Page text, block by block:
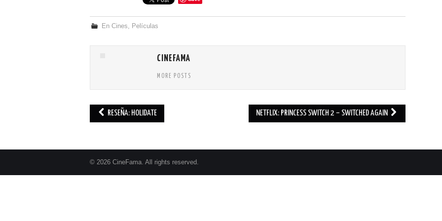
En Cines, Películas
CINEFAMA
MORE POSTS
RESEÑA: HOLIDATE NETFLIX: PRINCESS SWITCH 2 – SWITCHED AGAIN
© 2026 CineFama. All rights reserved.